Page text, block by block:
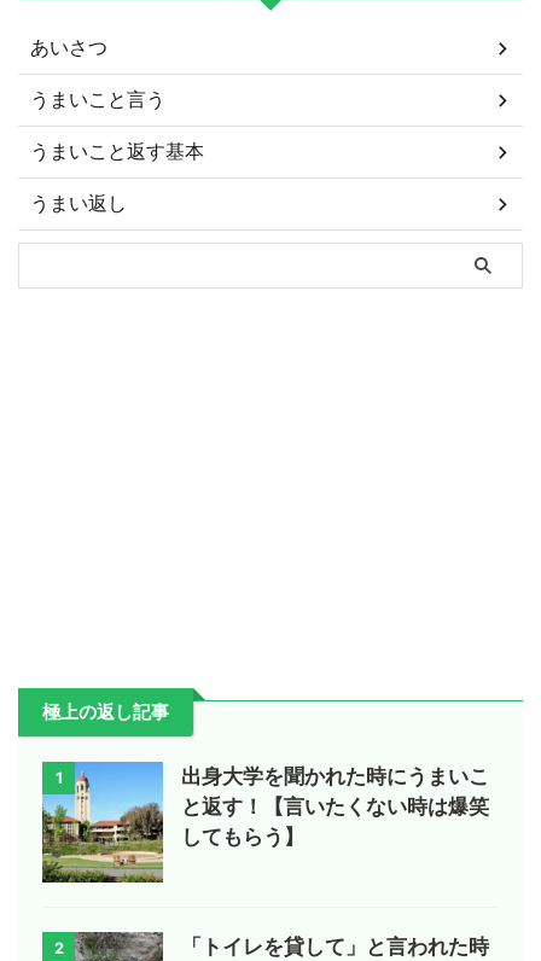
あいさつ
うまいこと言う
うまいこと返す基本
うまい返し
極上の返し記事
1
出身大学を聞かれた時にうまいこ
と返す！【言いたくない時は爆笑
してもらう】
2
「トイレを貸して」と言われた時